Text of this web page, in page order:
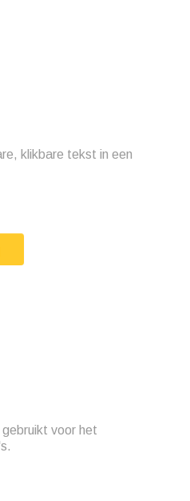
klikbare tekst in een
voor het